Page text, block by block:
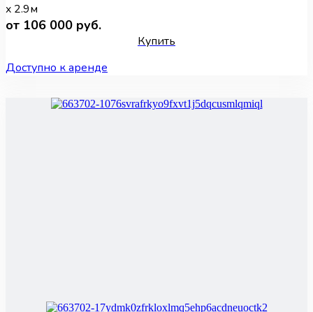
x 2.9м
от 106 000 руб.
Купить
Доступно к аренде